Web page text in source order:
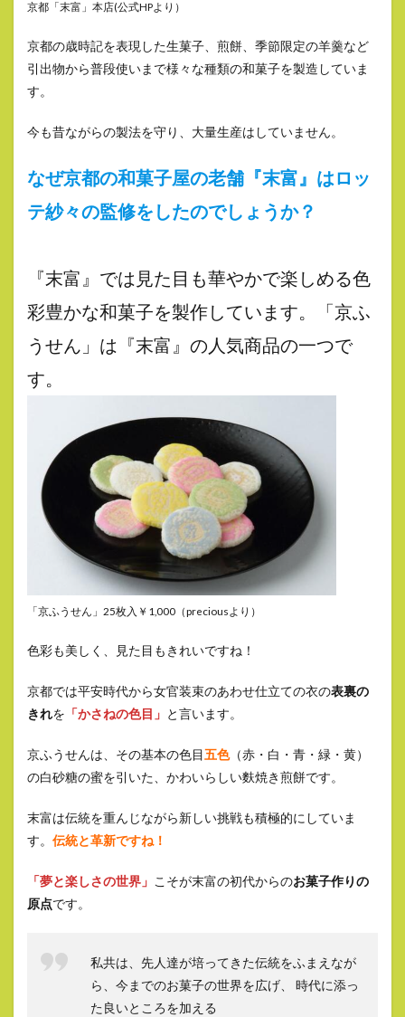
京都「末富」本店(公式HPより）
京都の歳時記を表現した生菓子、煎餅、季節限定の羊羹など
引出物から普段使いまで様々な種類の和菓子を製造していま
す。
今も昔ながらの製法を守り、大量生産はしていません。
なぜ京都の和菓子屋の老舗『末富』はロッ
テ紗々の監修をしたのでしょうか？
『末富』では見た目も華やかで楽しめる色
彩豊かな和菓子を製作しています。「京ふ
うせん」は『末富』の人気商品の一つで
す。
「京ふうせん」25枚入￥1,000（preciousより）
色彩も美しく、見た目もきれいですね！
京都では平安時代から女官装束のあわせ仕立ての衣の表裏の
きれを 「かさねの色目」 と言います。
京ふうせんは、その基本の色目五色（赤・白・青・緑・黄）
の白砂糖の蜜を引いた、かわいらしい麩焼き煎餅です。
末富は伝統を重んじながら新しい挑戦も積極的にしていま
す。 伝統と革新ですね！
「夢と楽しさの世界」 こそが末富の初代からのお菓子作りの
原点です。
私共は、先人達が培ってきた伝統をふまえなが
ら、今までのお菓子の世界を広げ、 時代に添っ
た良いところを加える